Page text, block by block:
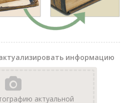
информацию
актуальной